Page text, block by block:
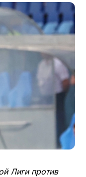
Лиги против